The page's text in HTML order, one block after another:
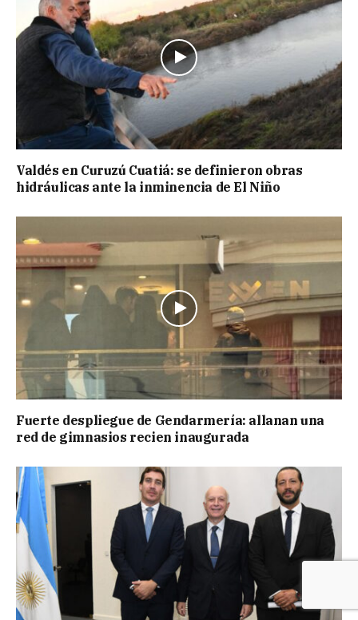
Valdés en Curuzú Cuatiá: se definieron obras
hidráulicas ante la inminencia de El Niño
Fuerte despliegue de Gendarmería: allanan una
red de gimnasios recien inaugurada